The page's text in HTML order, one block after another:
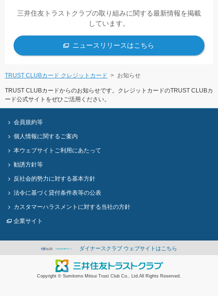
三井住友トラストクラブの取り組みに関する最新情報を掲載
しています。
ニュースリリースはこちら
TRUST CLUBカード クレジットカード お知らせ
TRUST CLUBカードからのお知らせです。クレジットカードのTRUST CLUBカ
ード公式サイトをぜひご活用ください。
会員規約等
個人情報に関するご案内
本ウェブサイトご利用にあたって
勧誘方針等
反社会的勢力に対する基本方針
法令に基づく貸付条件表等の公表
カスタマーハラスメントに対する当社の方針
企業サイト
ダイナースクラブ ウェブサイトはこちら
Copyright © Sumitomo Mitsui Trust Club Co., Ltd.All Rights Reserved.